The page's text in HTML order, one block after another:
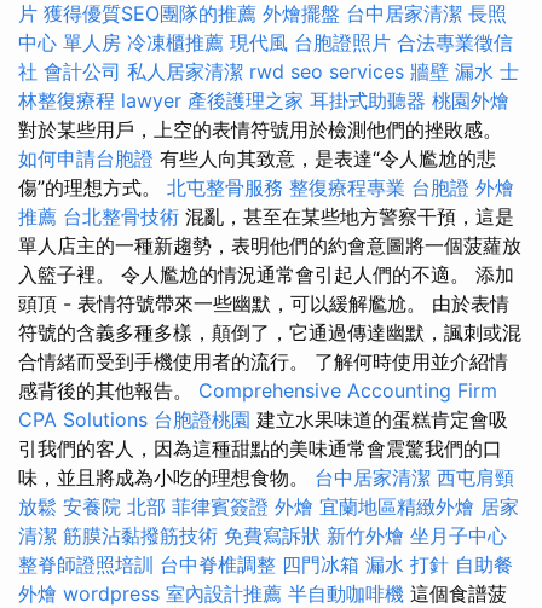
片 獲得優質SEO團隊的推薦 外燴擺盤 台中居家清潔 長照
中心 單人房 冷凍櫃推薦 現代風 台胞證照片 合法專業徵信
社 會計公司 私人居家清潔 rwd seo services 牆壁 漏水 士
林整復療程 lawyer 產後護理之家 耳掛式助聽器 桃園外燴
對於某些用戶，上空的表情符號用於檢測他們的挫敗感。
如何申請台胞證 有些人向其致意，是表達“令人尷尬的悲
傷”的理想方式。 北屯整骨服務 整復療程專業 台胞證 外燴
推薦 台北整骨技術 混亂，甚至在某些地方警察干預，這是
單人店主的一種新趨勢，表明他們的約會意圖將一個菠蘿放
入籃子裡。 令人尷尬的情況通常會引起人們的不適。 添加
頭頂 - 表情符號帶來一些幽默，可以緩解尷尬。 由於表情
符號的含義多種多樣，顛倒了，它通過傳達幽默，諷刺或混
合情緒而受到手機使用者的流行。 了解何時使用並介紹情
感背後的其他報告。 Comprehensive Accounting Firm
CPA Solutions 台胞證桃園 建立水果味道的蛋糕肯定會吸
引我們的客人，因為這種甜點的美味通常會震驚我們的口
味，並且將成為小吃的理想食物。 台中居家清潔 西屯肩頸
放鬆 安養院 北部 菲律賓簽證 外燴 宜蘭地區精緻外燴 居家
清潔 筋膜沾黏撥筋技術 免費寫訴狀 新竹外燴 坐月子中心
整脊師證照培訓 台中脊椎調整 四門冰箱 漏水 打針 自助餐
外燴 wordpress 室內設計推薦 半自動咖啡機 這個食譜菠